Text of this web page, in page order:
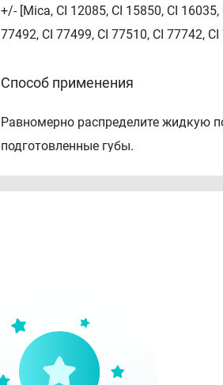
+/- [Mica, CI 12085, CI 15850, CI
77492, CI 77499, CI 77510, CI 77742,
Способ применения
Равномерно распределите жидкую
подготовленные губы.